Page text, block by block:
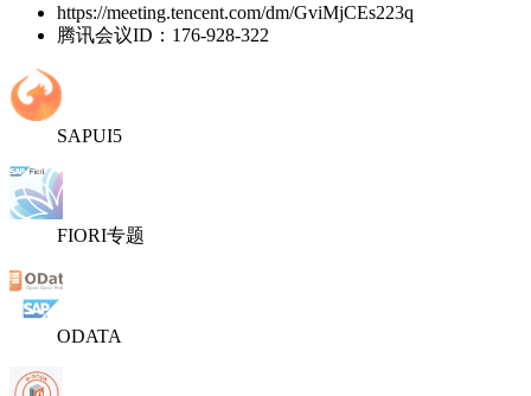
https://meeting.tencent.com/dm/GviMjCEs223q
腾讯会议ID：176-928-322
SAPUI5
FIORI专题
ODATA